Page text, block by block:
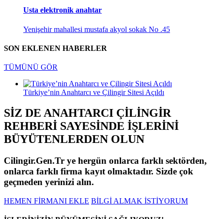
Usta elektronik anahtar
Yenişehir mahallesi mustafa akyol sokak No .45
SON EKLENEN HABERLER
TÜMÜNÜ GÖR
Türkiye’nin Anahtarcı ve Çilingir Sitesi Açıldı
SİZ DE ANAHTARCI ÇİLİNGİR
REHBERİ SAYESİNDE İŞLERİNİ
BÜYÜTENLERDEN OLUN
Cilingir.Gen.Tr ye hergün onlarca farklı sektörden,
onlarca farklı firma kayıt olmaktadır. Sizde çok
geçmeden yerinizi alın.
HEMEN FİRMANI EKLE BİLGİ ALMAK İSTİYORUM